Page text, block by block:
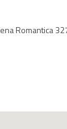
Romantica